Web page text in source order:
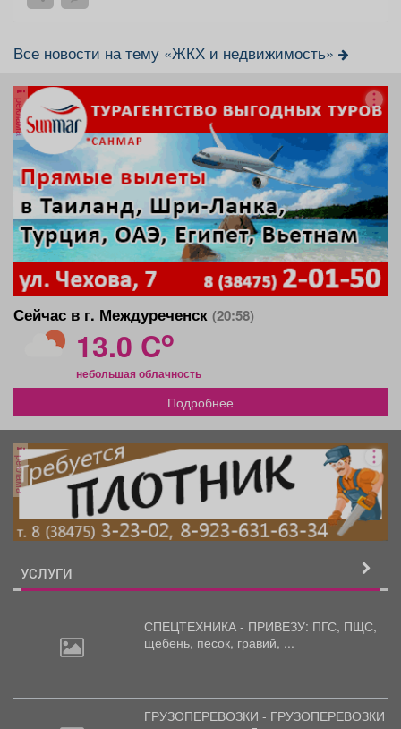
Все новости на тему «ЖКХ и недвижимость»
реклама
Сейчас в г. Междуреченск (20:58)
13.0 Co
небольшая облачность
Подробнее
реклама
УСЛУГИ
СПЕЦТЕХНИКА - ПРИВЕЗУ: ПГС, ПЩС,
щебень, песок, гравий, ...
ГРУЗОПЕРЕВОЗКИ - ГРУЗОПЕРЕВОЗКИ